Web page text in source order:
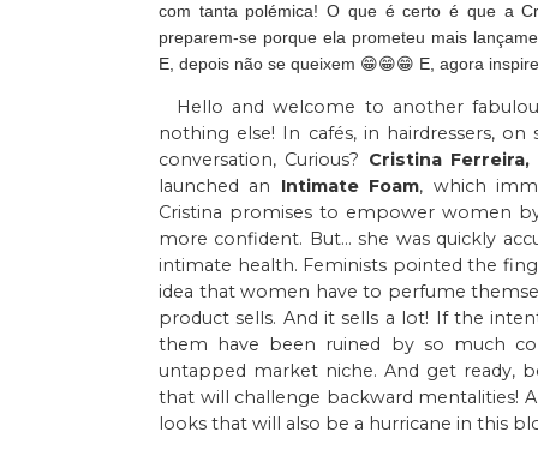
com tanta polémica! O que é certo é que a
preparem-se porque ela prometeu mais
E, depois não se queixem 😁😁😁 E, agora
Hello and welcome to another
nothing else! In cafés, in hairdressers,
conversation, Curious? Cristina Ferreira,
launched an Intimate Foam, which
Cristina promises to empower women
more confident. But... she was quickly
intimate health. Feminists pointed the
idea that women have to perfume
product sells. And it sells a lot! If the
them have been ruined by so much
untapped market niche. And get ready,
that will challenge backward mentalities!
looks that will also be a hurricane in this